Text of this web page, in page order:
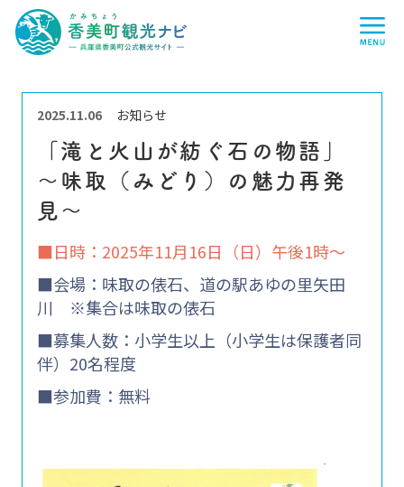
香
美
町
光
ナ
ビ
兵
庫
県
香
美
町
式
観
光
サ
イ
ト
-
「滝と火山が紡ぐ石の物語」
～味取（みどり）の魅力再発
見～
2025.11.06 お知らせ
■日時：2025年11月16日（日）午後1時～
■会場：味取の俵石、道の駅あゆの里矢田
川 ※集合は味取の俵石
■募集人数：小学生以上（小学生は保護者同
伴）20名程度
■参加費：無料